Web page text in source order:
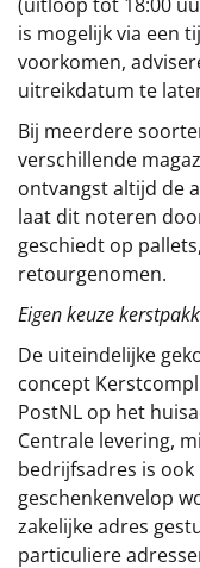
is mogelijk via een
voorkomen,
uitreikdatum te
Bij meerdere
verschillende
ontvangst altijd de
laat dit noteren
geschiedt op
retourgenomen.
Eigen keuze
De uiteindelijke
concept
PostNL op het
Centrale levering,
bedrijfsadres is
geschenkenvelop
zakelijke adres
particuliere